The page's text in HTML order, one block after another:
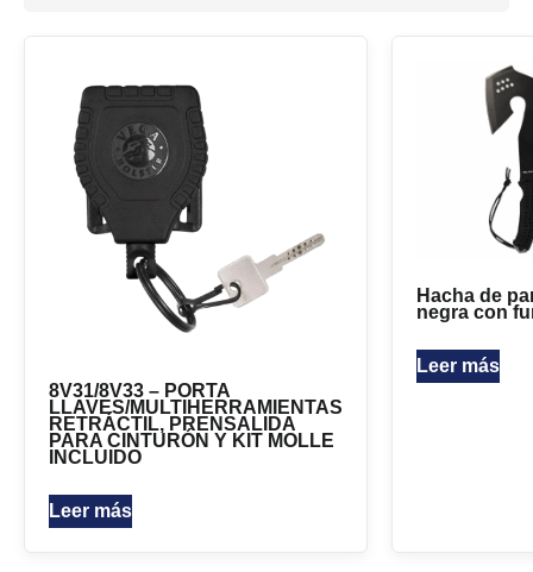
8V31/8V33 – PORTA
LLAVES/MULTIHERRAMIENTAS
RETRÁCTIL, PRENSALIDA
PARA CINTURÓN Y KIT MOLLE
INCLUIDO
Leer más
Hacha de
negra con
Leer más